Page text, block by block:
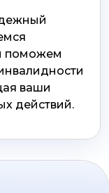
поможем
ваши
действий.